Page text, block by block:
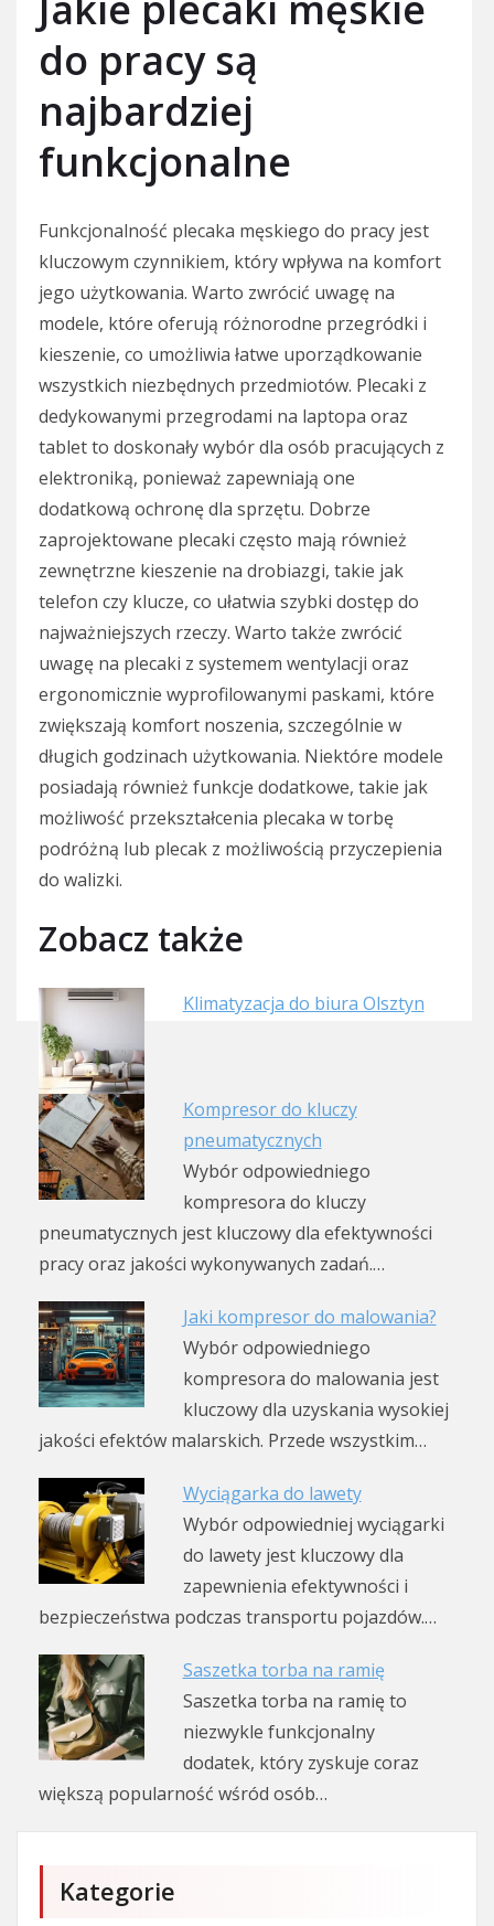
do pracy są
najbardziej
funkcjonalne
Funkcjonalność plecaka męskiego do pracy jest
kluczowym czynnikiem, który wpływa na komfort
jego użytkowania. Warto zwrócić uwagę na
modele, które oferują różnorodne przegródki i
kieszenie, co umożliwia łatwe uporządkowanie
wszystkich niezbędnych przedmiotów. Plecaki z
dedykowanymi przegrodami na laptopa oraz
tablet to doskonały wybór dla osób pracujących z
elektroniką, ponieważ zapewniają one
dodatkową ochronę dla sprzętu. Dobrze
zaprojektowane plecaki często mają również
zewnętrzne kieszenie na drobiazgi, takie jak
telefon czy klucze, co ułatwia szybki dostęp do
najważniejszych rzeczy. Warto także zwrócić
uwagę na plecaki z systemem wentylacji oraz
ergonomicznie wyprofilowanymi paskami, które
zwiększają komfort noszenia, szczególnie w
długich godzinach użytkowania. Niektóre modele
posiadają również funkcje dodatkowe, takie jak
możliwość przekształcenia plecaka w torbę
podróżną lub plecak z możliwością przyczepienia
do walizki.
Zobacz także
Klimatyzacja do biura Olsztyn
Kompresor do kluczy
pneumatycznych
Wybór odpowiedniego
kompresora do kluczy
pneumatycznych jest kluczowy dla efektywności
pracy oraz jakości wykonywanych zadań.…
Jaki kompresor do malowania?
Wybór odpowiedniego
kompresora do malowania jest
kluczowy dla uzyskania wysokiej
jakości efektów malarskich. Przede wszystkim…
Wyciągarka do lawety
Wybór odpowiedniej wyciągarki
do lawety jest kluczowy dla
zapewnienia efektywności i
bezpieczeństwa podczas transportu pojazdów.…
Saszetka torba na ramię
Saszetka torba na ramię to
niezwykle funkcjonalny
dodatek, który zyskuje coraz
większą popularność wśród osób…
Kategorie